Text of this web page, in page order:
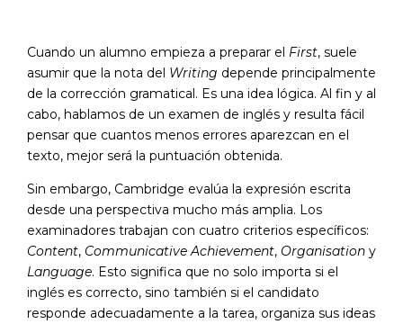
Cuando un alumno empieza a preparar el First, suele
asumir que la nota del Writing depende principalmente
de la corrección gramatical. Es una idea lógica. Al fin y al
cabo, hablamos de un examen de inglés y resulta fácil
pensar que cuantos menos errores aparezcan en el
texto, mejor será la puntuación obtenida.
Sin embargo, Cambridge evalúa la expresión escrita
desde una perspectiva mucho más amplia. Los
examinadores trabajan con cuatro criterios específicos:
Content, Communicative Achievement, Organisation y
Language. Esto significa que no solo importa si el
inglés es correcto, sino también si el candidato
responde adecuadamente a la tarea, organiza sus ideas